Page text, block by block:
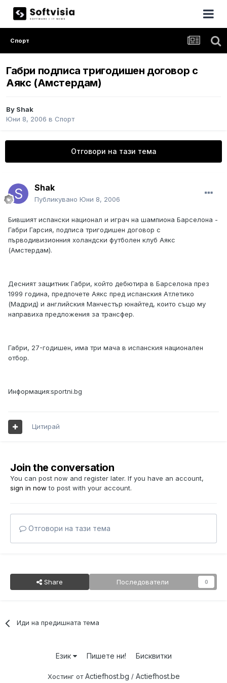
Спорт
Габри подписа тригодишен договор с
Аякс (Амстердам)
By Shak
Юни 8, 2006 в Спорт
Отговори на тази тема
Shak
Публикувано Юни 8, 2006
Бившият испански национал и играч на шампиона Барселона -
Габри Гарсия, подписа тригодишен договор с
първодивизионния холандски футболен клуб Аякс
(Амстердам).
Десният защитник Габри, който дебютира в Барселона през
1999 година, предпочете Аякс пред испанския Атлетико
(Мадрид) и английския Манчестър юнайтед, които също му
направиха предложения за трансфер.
Габри, 27-годишен, има три мача в испанския национален
отбор.
Информация:sportni.bg
Цитирай
Join the conversation
You can post now and register later. If you have an account,
sign in now to post with your account.
Отговори на тази тема
Share Последователи 0
Иди на предишната тема
Език Пишете ни! Бисквитки
Хостинг отActiefhost.bg / Actiefhost.be